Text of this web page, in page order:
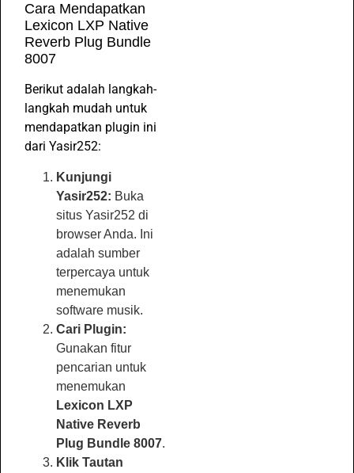
Cara Mendapatkan
Lexicon LXP Native
Reverb Plug Bundle
8007
Berikut adalah langkah-
langkah mudah untuk
mendapatkan plugin ini
dari Yasir252:
Kunjungi
Yasir252: Buka
situs Yasir252 di
browser Anda. Ini
adalah sumber
terpercaya untuk
menemukan
software musik.
Cari Plugin:
Gunakan fitur
pencarian untuk
menemukan
Lexicon LXP
Native Reverb
Plug Bundle 8007.
Klik Tautan